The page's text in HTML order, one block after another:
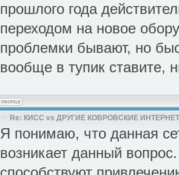
прошлого года
переходом на новое
проблемки бывают, но
вообще в тупик ставите,
Re: КИСС vs ДРУГИЕ КОВРОВСКИЕ
Я понимаю, что данная
возникает данный